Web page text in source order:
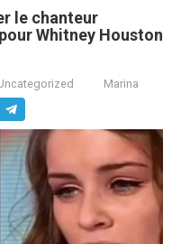
le chanteur
Whitney Houston
Marina